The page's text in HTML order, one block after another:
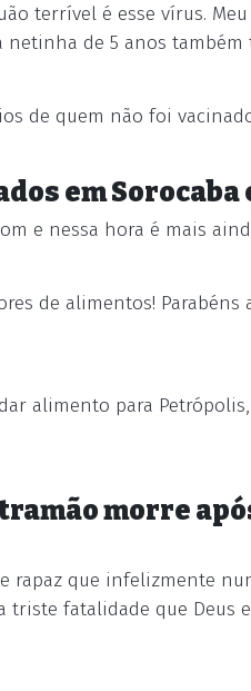
terrível é esse vírus.
netinha de 5 anos também
de quem não foi
em Sorocaba
e nessa hora é mais
de alimentos!
alimento para
morre
rapaz que infelizmente
triste fatalidade que Deus